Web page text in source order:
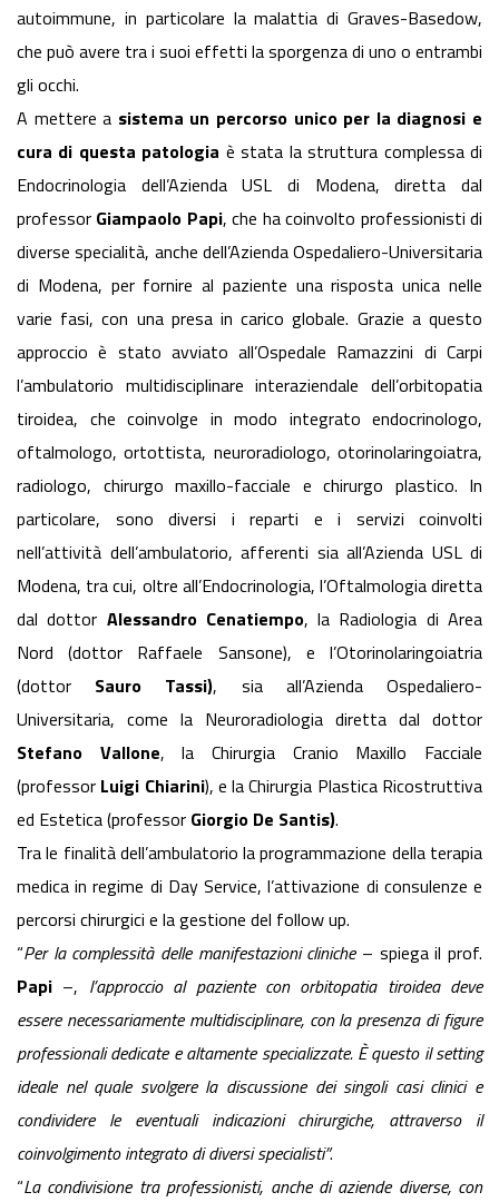
autoimmune, in particolare la malattia di Graves-Basedow,
che può avere tra i suoi effetti la sporgenza di uno o entrambi
gli occhi.
A mettere a sistema un percorso unico per la diagnosi e
cura di questa patologia è stata la struttura complessa di
Endocrinologia dell’Azienda USL di Modena, diretta dal
professor Giampaolo Papi, che ha coinvolto professionisti di
diverse specialità, anche dell’Azienda Ospedaliero-Universitaria
di Modena, per fornire al paziente una risposta unica nelle
varie fasi, con una presa in carico globale. Grazie a questo
approccio è stato avviato all’Ospedale Ramazzini di Carpi
l’ambulatorio multidisciplinare interaziendale dell’orbitopatia
tiroidea, che coinvolge in modo integrato endocrinologo,
oftalmologo, ortottista, neuroradiologo, otorinolaringoiatra,
radiologo, chirurgo maxillo-facciale e chirurgo plastico. In
particolare, sono diversi i reparti e i servizi coinvolti
nell’attività dell’ambulatorio, afferenti sia all’Azienda USL di
Modena, tra cui, oltre all’Endocrinologia, l’Oftalmologia diretta
dal dottor Alessandro Cenatiempo, la Radiologia di Area
Nord (dottor Raffaele Sansone), e l’Otorinolaringoiatria
(dottor Sauro Tassi), sia all’Azienda Ospedaliero-
Universitaria, come la Neuroradiologia diretta dal dottor
Stefano Vallone, la Chirurgia Cranio Maxillo Facciale
(professor Luigi Chiarini), e la Chirurgia Plastica Ricostruttiva
ed Estetica (professor Giorgio De Santis).
Tra le finalità dell’ambulatorio la programmazione della terapia
medica in regime di Day Service, l’attivazione di consulenze e
percorsi chirurgici e la gestione del follow up.
“Per la complessità delle manifestazioni cliniche– spiega il prof.
Papi –, l’approccio al paziente con orbitopatia tiroidea deve
essere necessariamente multidisciplinare, con lapresenza di figure
professionali dedicate e altamente specializzate. È questo il setting
ideale nel quale svolgere la discussione dei singoli casi clinici e
condividere le eventuali indicazioni chirurgiche, attraverso il
coinvolgimento integrato di diversi specialisti”.
“La condivisione tra professionisti, anche di aziende diverse, con